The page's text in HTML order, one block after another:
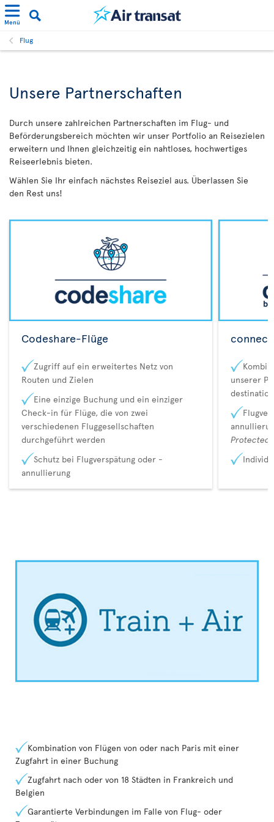
Menü
Flug
Unsere Partnerschaften
Durch unsere zahlreichen Partnerschaften im Flug- und
Beförderungsbereich möchten wir unser Portfolio an Reisezielen
erweitern und Ihnen gleichzeitig ein nahtloses, hochwertiges
Reiseerlebnis bieten.
Wählen Sie Ihr einfach nächstes Reiseziel aus. Überlassen Sie
den Rest uns!
Codeshare-Flüge
Zugriff auf ein erweitertes Netz von
Routen und Zielen
Eine einzige Buchung und ein einziger
Check-in für Flüge, die von zwei
verschiedenen Fluggesellschaften
durchgeführt werden
Schutz bei Flugverspätung oder -
annullierung
unserer
Protected
Kombination von Flügen von oder nach Paris mit einer
Zugfahrt in einer Buchung
Zugfahrt nach oder von 18 Städten in Frankreich und
Belgien
Garantierte Verbindungen im Falle von Flug- oder